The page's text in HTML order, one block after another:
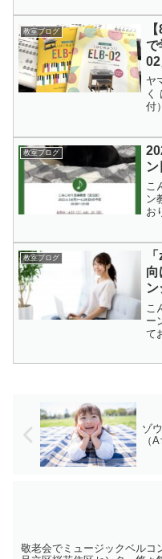
教室ブログ
で
座
ヤ
く
付
い
夏
い
教室ブログ
こ
ン
お
も
し
教室ブログ
向
レ
こ
ー
て
ゾ
（
敬老会でミュージックベルコ